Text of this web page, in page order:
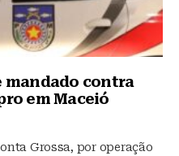
mandado contra
em Maceió
Grossa, por operação